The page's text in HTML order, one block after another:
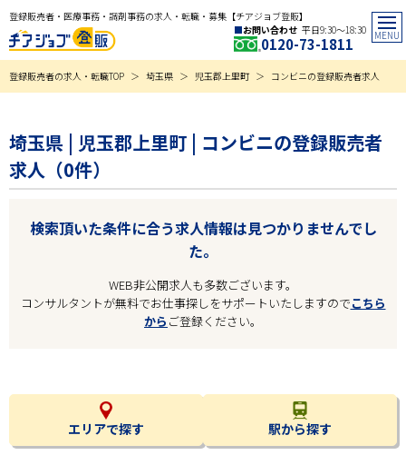
登録販売者・医療事務・調剤事務の求人・転職・募集【チアジョブ登販】
お問い合わせ 平日9:30〜18:30
0120-73-1811
登録販売者の求人・転職TOP 埼玉県 児玉郡上里町 コンビニの登録販売者求人
埼玉県 | 児玉郡上里町 | コンビニの登録販売者
求人（0件）
検索頂いた条件に合う求人情報は見つかりませんでし
た。
WEB非公開求人も多数ございます。
コンサルタントが無料でお仕事探しをサポートいたしますのでこちら
から ご登録ください。
エリアで探す 駅から探す